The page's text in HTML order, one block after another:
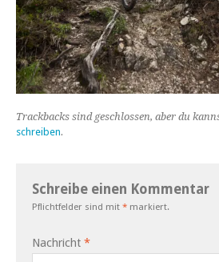
Trackbacks sind geschlossen, aber du
schreiben.
Schreibe einen Kommentar
Pflichtfelder sind mit * markiert.
Nachricht *